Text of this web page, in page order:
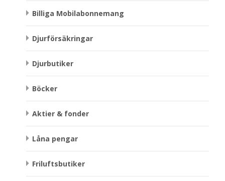
Billiga Mobilabonnemang
Djurförsäkringar
Djurbutiker
Böcker
Aktier & fonder
Låna pengar
Friluftsbutiker